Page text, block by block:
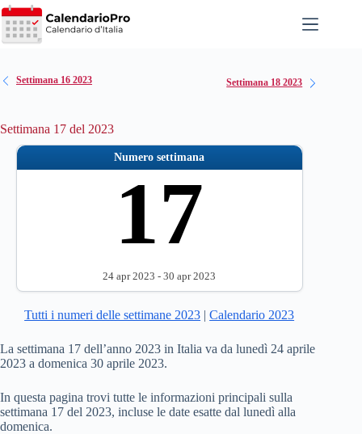
Salta
al
contenuto
Settimana 16 2023 Settimana 18 2023
Settimana 17 del 2023
Numero settimana
17
24 apr 2023 - 30 apr 2023
Tutti i numeri delle settimane 2023 |Calendario 2023
La settimana 17 dell’anno 2023 in Italia va da lunedì 24 aprile
2023 a domenica 30 aprile 2023.
In questa pagina trovi tutte le informazioni principali sulla
settimana 17 del 2023, incluse le date esatte dal lunedì alla
domenica.